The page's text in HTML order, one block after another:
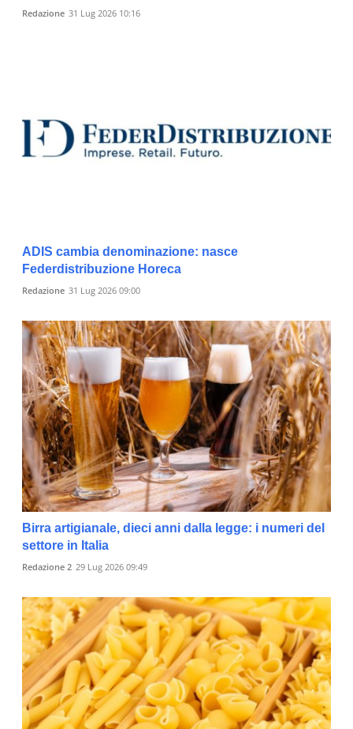
Redazione 31 Lug 2026 10:16
ADIS cambia denominazione: nasce
Federdistribuzione Horeca
Redazione 31 Lug 2026 09:00
Birra artigianale, dieci anni dalla legge: i numeri del
settore in Italia
Redazione 2 29 Lug 2026 09:49